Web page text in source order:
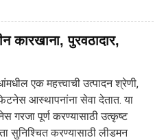
कारखाना, पुरवठादार,
एक महत्त्वाची उत्पादन श्रेणी,
आस्थापनांना सेवा देतात. या
गरजा पूर्ण करण्यासाठी उत्कृष्ट
सुनिश्चित करण्यासाठी लीडमन